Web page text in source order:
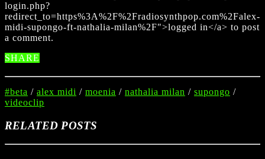
login.php?
redirect_to=https%3A%2F%2Fradiosynthpop.com%2Falex-
midi-supongo-ft-nathalia-milan%2F">logged in</a> to post
a comment.
SHARE
#beta / alex midi / moenia / nathalia milan / supongo /
videoclip
RELATED POSTS